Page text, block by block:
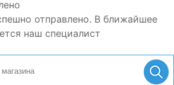
отправлено. В ближайшее
наш специалист